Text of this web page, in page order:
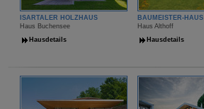
ISARTALER HOLZHAUS
Haus Buchensee
Hausdetails
BAUMEISTER-HAUS
Haus Althoff
Hausdetails